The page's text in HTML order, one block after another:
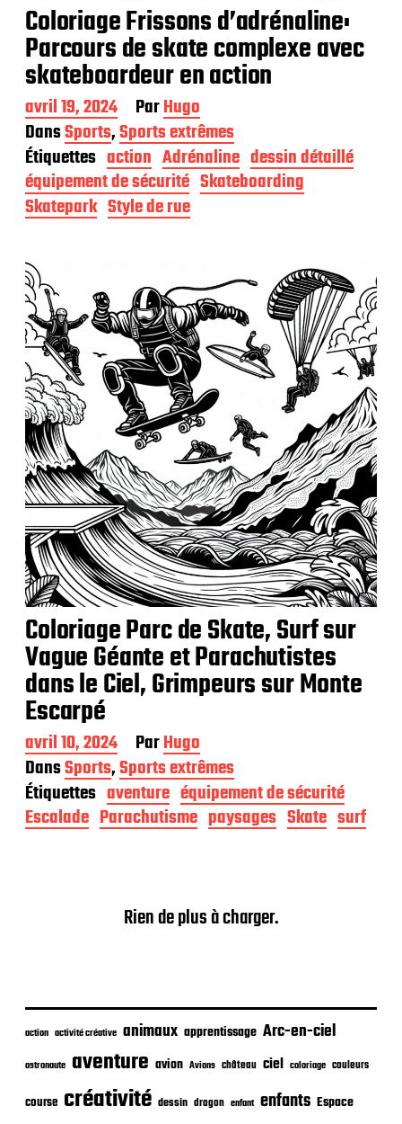
Coloriage Frissons d’adrénaline:
Parcours de skate complexe avec
skateboardeur en action
D
a
t
e
d
e
p
l
i
c
a
t
i
o
n
avril 19, 2024 ParHugo
DansSports,Sports extrêmes
Étiquettes action Adrénaline dessin détaillé
équipement de sécurité Skateboarding
Skatepark Style de rue
Coloriage Parc de Skate, Surf sur
Vague Géante et Parachutistes
dans le Ciel, Grimpeurs sur Monte
Escarpé
D
a
t
e
d
e
o
n
avril 10, 2024 ParHugo
DansSports,Sports extrêmes
Étiquettes aventure équipement de sécurité
Escalade Parachutisme paysages Skate surf
Rien de plus à charger.
action activité créative animaux apprentissage Arc-en-ciel
astronaute aventure avion Avions château ciel coloriage couleurs
course créativité dessin dragon enfant enfants Espace